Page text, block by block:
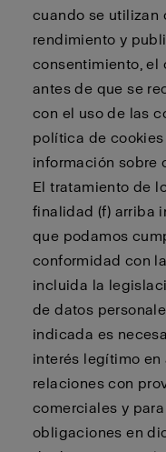
cuando se utilizan
rendimiento y
consentimiento, el
antes de que se
con el uso de las
política de
información sobre
El tratamiento de
finalidad (f) arriba
que podamos
conformidad con
incluida la
de datos
indicada es
interés legítimo
relaciones con
comerciales y
obligaciones en